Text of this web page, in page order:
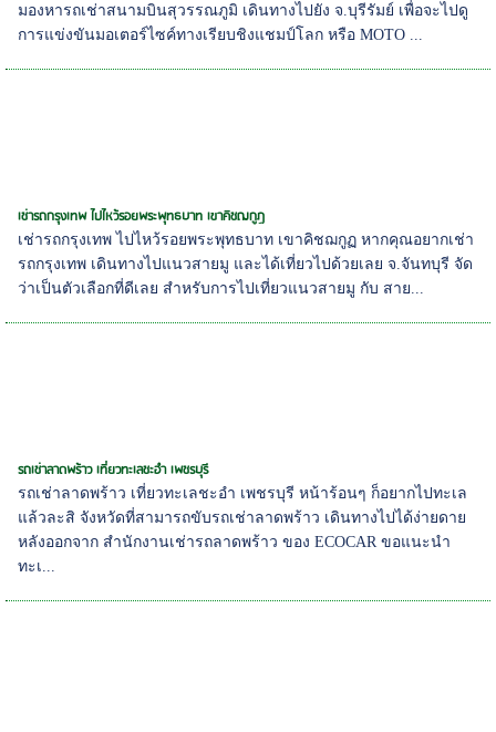
มองหารถเช่าสนามบินสุวรรณภูมิ เดินทางไปยัง จ.บุรีรัมย์ เพื่อจะไปดู
การแข่งขันมอเตอร์ไซค์ทางเรียบชิงแชมป์โลก หรือ MOTO ...
เช่ารถกรุงเทพ ไปไหว้รอยพระพุทธบาท เขาคิชฌกูฏ
เช่ารถกรุงเทพ ไปไหว้รอยพระพุทธบาท เขาคิชฌกูฏ หากคุณอยากเช่า
รถกรุงเทพ เดินทางไปแนวสายมู และได้เที่ยวไปด้วยเลย จ.จันทบุรี จัด
ว่าเป็นตัวเลือกที่ดีเลย สำหรับการไปเที่ยวแนวสายมู กับ สาย...
รถเช่าลาดพร้าว เที่ยวทะเลชะอำ เพชรบุรี
รถเช่าลาดพร้าว เที่ยวทะเลชะอำ เพชรบุรี หน้าร้อนๆ ก็อยากไปทะเล
แล้วละสิ จังหวัดที่สามารถขับรถเช่าลาดพร้าว เดินทางไปได้ง่ายดาย
หลังออกจาก สำนักงานเช่ารถลาดพร้าว ของ ECOCAR ขอแนะนำ
ทะเ...